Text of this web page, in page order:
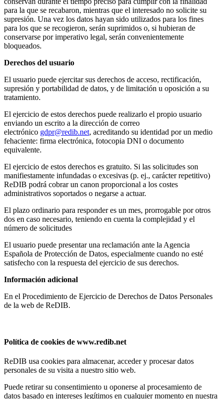
para la que se recabaron, mientras que el interesado no solicite su
supresión. Una vez los datos hayan sido utilizados para los fines
para los que se recogieron, serán suprimidos o, si hubieran de
conservarse por imperativo legal, serán convenientemente
bloqueados.
Derechos del usuario
El usuario puede ejercitar sus derechos de acceso, rectificación,
supresión y portabilidad de datos, y de limitación u oposición a su
tratamiento.
El ejercicio de estos derechos puede realizarlo el propio usuario
enviando un escrito a la dirección de correo
electrónico gdpr@redib.net, acreditando su identidad por un medio
fehaciente: firma electrónica, fotocopia DNI o documento
equivalente.
El ejercicio de estos derechos es gratuito. Si las solicitudes son
manifiestamente infundadas o excesivas (p. ej., carácter repetitivo)
ReDIB podrá cobrar un canon proporcional a los costes
administrativos soportados o negarse a actuar.
El plazo ordinario para responder es un mes, prorrogable por otros
dos en caso necesario, teniendo en cuenta la complejidad y el
número de solicitudes
El usuario puede presentar una reclamación ante la Agencia
Española de Protección de Datos, especialmente cuando no esté
satisfecho con la respuesta del ejercicio de sus derechos.
Información adicional
En el Procedimiento de Ejercicio de Derechos de Datos Personales
de la web de ReDIB.
Política de cookies de www.redib.net
ReDIB usa cookies para almacenar, acceder y procesar datos
personales de su visita a nuestro sitio web.
Puede retirar su consentimiento u oponerse al procesamiento de
datos basado en intereses legítimos en cualquier momento en nuestra